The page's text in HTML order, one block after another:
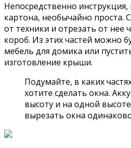
Непосредственно
картона, необычайно проста.
от техники и отрезать от нее
короб. Из этих частей можно
мебель для домика или
изготовление крыши.
Подумайте, в каких
хотите сделать окна.
высоту и на одной
вырезать окна